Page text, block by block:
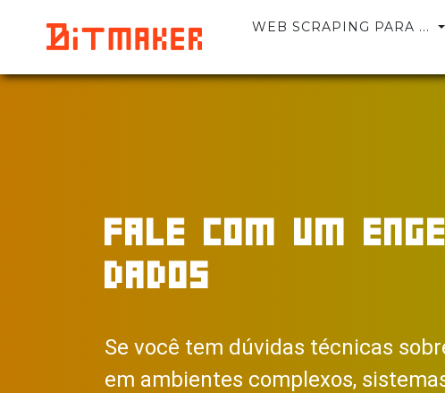
WEB SCRAPING PARA ...
FALE COM UM
DADOS
Se você tem dúvidas técnicas
em ambientes complexos,